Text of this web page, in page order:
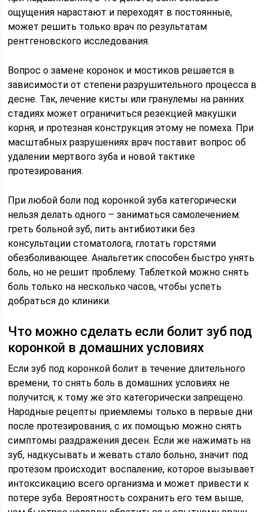
ощущения нарастают и переходят в постоянные,
может решить только врач по результатам
рентгеновского исследования.
Вопрос о замене коронок и мостиков решается в
зависимости от степени разрушительного процесса в
десне. Так, лечение кисты или гранулемы на ранних
стадиях может ограничиться резекцией макушки
корня, и протезная конструкция этому не помеха. При
масштабных разрушениях врач поставит вопрос об
удалении мертвого зуба и новой тактике
протезирования.
При любой боли под коронкой зуба категорически
нельзя делать одного – заниматься самолечением:
греть больной зуб, пить антибиотики без
консультации стоматолога, глотать горстями
обезболивающее. Анальгетик способен быстро унять
боль, но не решит проблему. Таблеткой можно снять
боль только на несколько часов, чтобы успеть
добраться до клиники.
Что можно сделать если болит зуб под
коронкой в домашних условиях
Если зуб под коронкой болит в течение длительного
времени, то снять боль в домашних условиях не
получится, к тому же это категорически запрещено.
Народные рецепты приемлемы только в первые дни
после протезирования, с их помощью можно снять
симптомы раздражения десен. Если же нажимать на
зуб, надкусывать и жевать стало больно, значит под
протезом происходит воспаление, которое вызывает
интоксикацию всего организма и может привести к
потере зуба. Вероятность сохранить его тем выше,